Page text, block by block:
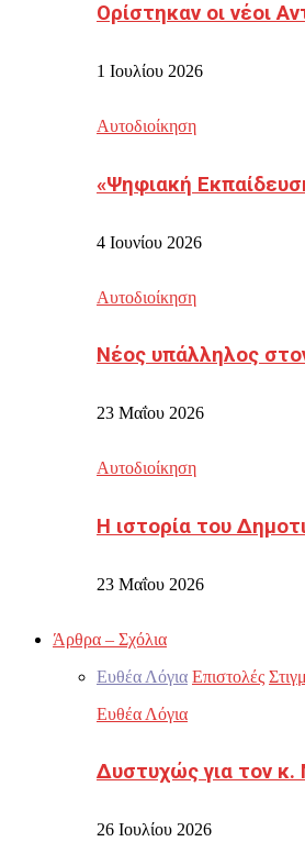
Ορίστηκαν οι νέοι
1 Ιουλίου 2026
Αυτοδιοίκηση
«Ψηφιακή
4 Ιουνίου 2026
Αυτοδιοίκηση
Νέος υπάλληλος
23 Μαΐου 2026
Αυτοδιοίκηση
Η ιστορία του
23 Μαΐου 2026
Άρθρα – Σχόλια
Ευθέα Λόγια Επιστολές
Ευθέα Λόγια
Δυστυχώς για τον κ.
26 Ιουλίου 2026